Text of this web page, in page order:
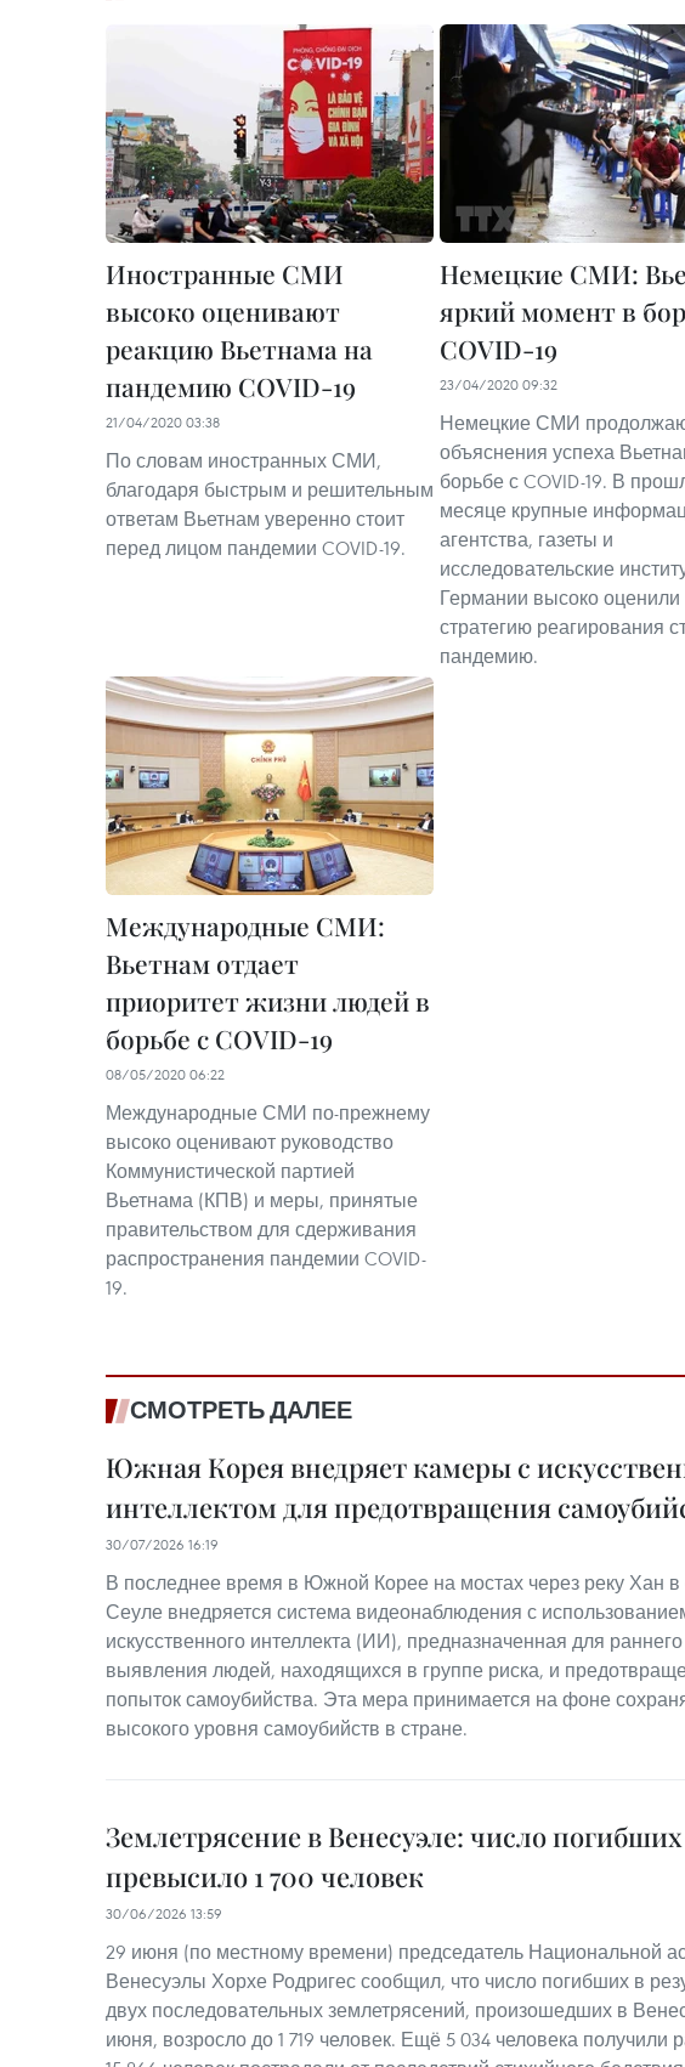
Иностранные СМИ
высоко оценивают
реакцию Вьетнама на
пандемию COVID-19
21/04/2020 03:38
По словам иностранных СМИ,
благодаря быстрым и решительным
ответам Вьетнам уверенно стоит
перед лицом пандемии COVID-19.
Немецкие СМИ:
яркий момент в
COVID-19
23/04/2020 09:32
Немецкие СМИ
объяснения успеха
борьбе с COVID-19. В
месяце крупные
агентства, газеты и
исследовательские
Германии высоко оценили
стратегию реагирования
пандемию.
Международные СМИ:
Вьетнам отдает
приоритет жизни людей в
борьбе с COVID-19
08/05/2020 06:22
Международные СМИ по-прежнему
высоко оценивают руководство
Коммунистической партией
Вьетнама (КПВ) и меры, принятые
правительством для сдерживания
распространения пандемии COVID-
19.
СМОТРЕТЬ ДАЛЕЕ
Южная Корея внедряет камеры с
интеллектом для предотвращения
30/07/2026 16:19
В последнее время в Южной Корее на мостах через реку Хан в
Сеуле внедряется система видеонаблюдения с
искусственного интеллекта (ИИ), предназначенная для раннего
выявления людей, находящихся в группе риска, и
попыток самоубийства. Эта мера принимается на фоне
высокого уровня самоубийств в стране.
Землетрясение в Венесуэле: число погибших
превысило 1 700 человек
30/06/2026 13:59
29 июня (по местному времени) председатель Национальной
Венесуэлы Хорхе Родригес сообщил, что число погибших в
двух последовательных землетрясений, произошедших в
июня, возросло до 1 719 человек. Ещё 5 034 человека получили